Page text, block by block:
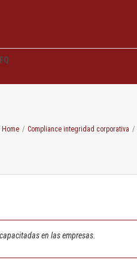
Home / Compliance integridad corporativa /
en las empresas.